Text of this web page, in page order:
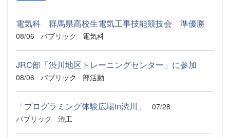
電気科 群馬県高校生電気工事技能競技会 準優勝
08/06 パブリック 電気科
JRC部「渋川地区トレーニングセンター」に参加
08/06 パブリック 部活動
「プログラミング体験広場in渋川」
07/28
パブリック
渋工